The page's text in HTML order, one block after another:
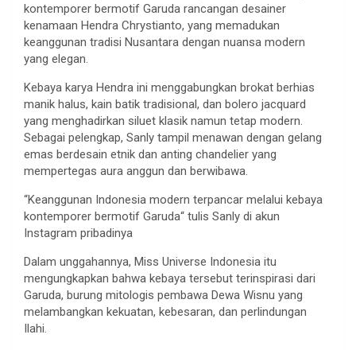
kontemporer bermotif Garuda rancangan desainer
kenamaan Hendra Chrystianto, yang memadukan
keanggunan tradisi Nusantara dengan nuansa modern
yang elegan.
Kebaya karya Hendra ini menggabungkan brokat berhias
manik halus, kain batik tradisional, dan bolero jacquard
yang menghadirkan siluet klasik namun tetap modern.
Sebagai pelengkap, Sanly tampil menawan dengan gelang
emas berdesain etnik dan anting chandelier yang
mempertegas aura anggun dan berwibawa.
“Keanggunan Indonesia modern terpancar melalui kebaya
kontemporer bermotif Garuda“ tulis Sanly di akun
Instagram pribadinya
Dalam unggahannya, Miss Universe Indonesia itu
mengungkapkan bahwa kebaya tersebut terinspirasi dari
Garuda, burung mitologis pembawa Dewa Wisnu yang
melambangkan kekuatan, kebesaran, dan perlindungan
Ilahi.